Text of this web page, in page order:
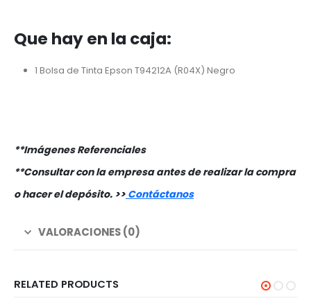
Que hay en la caja:
1 Bolsa de Tinta Epson T94212A (R04X) Negro
**Imágenes Referenciales
**Consultar con la empresa antes de realizar la compra
o hacer el depósito. >> Contáctanos
VALORACIONES (0)
RELATED PRODUCTS